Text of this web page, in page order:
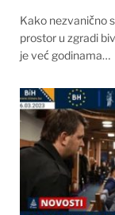
Kako nezvanično
prostor u zgradi
je već godinama…